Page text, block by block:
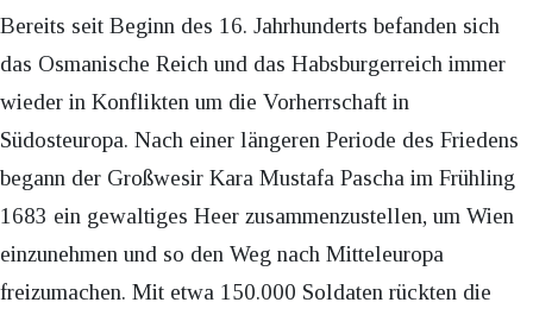
Bereits seit Beginn des 16. Jahrhunderts befanden sich
das Osmanische Reich und das Habsburgerreich immer
wieder in Konflikten um die Vorherrschaft in
Südosteuropa. Nach einer längeren Periode des Friedens
begann der Großwesir Kara Mustafa Pascha im Frühling
1683 ein gewaltiges Heer zusammenzustellen, um Wien
einzunehmen und so den Weg nach Mitteleuropa
freizumachen. Mit etwa 150.000 Soldaten rückten die